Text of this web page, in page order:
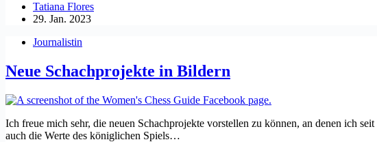
Tatiana Flores
29. Jan. 2023
Journalistin
Neue Schachprojekte in Bildern
Ich freue mich sehr, die neuen Schachprojekte vorstellen zu können, an denen ich
auch die Werte des königlichen Spiels…